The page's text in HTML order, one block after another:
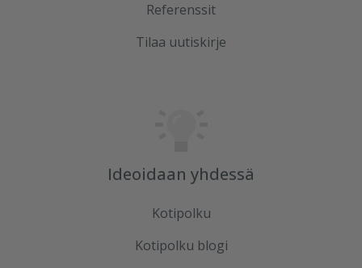
Referenssit
Tilaa uutiskirje
Ideoidaan yhdessä
Kotipolku
Kotipolku blogi